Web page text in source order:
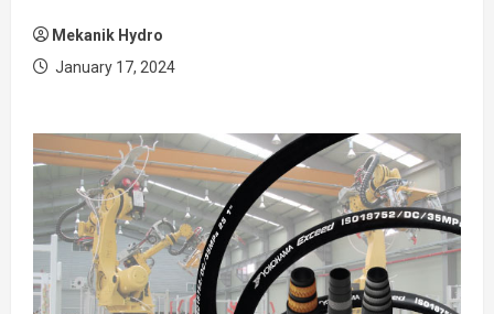
Mekanik Hydro
January 17, 2024